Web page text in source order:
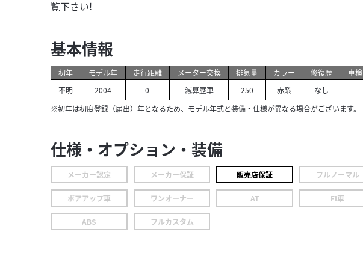
覧下さい!
基本情報
初年
不明
モデル年
2004
走行距離
0
メーター交換
減算歴車
排気量
250
カラー
赤系
修復歴
なし
車検
※初年は初度登録（届出）年となるため、モデル年式と装備・仕様が異なる場合がございます。
仕様・オプション・装備
メーカー認定 メーカー保証 販売店保証 フルノーマル
ボアアップ車 ワンオーナー AT FI車
ABS フルカスタム